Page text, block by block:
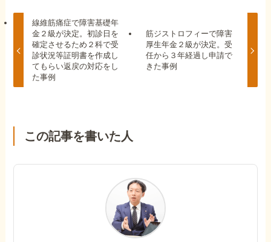
線維筋痛症で障害基礎年
金２級が決定。初診日を
確定させるため２科で受
診状況等証明書を作成し
てもらい返戻の対応をし
た事例
筋ジストロフィーで障害
厚生年金２級が決定。受
任から３年経過し申請で
きた事例
この記事を書いた人